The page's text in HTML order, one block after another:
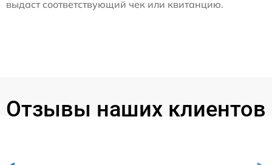
выдаст соответствующий чек или квитанцию.
Отзывы наших клиентов